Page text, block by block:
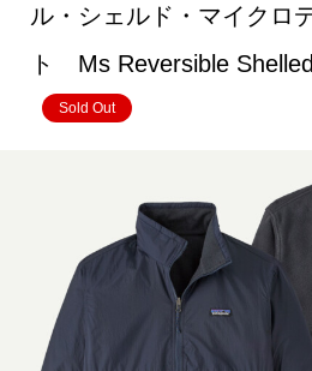
ル・シェルド・マイクロ
ト Ms Reversible
Sold Out